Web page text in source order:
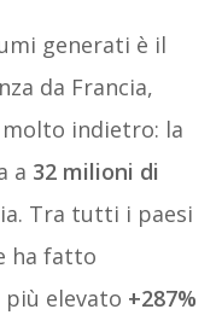
generati è il
da Francia,
molto indietro: la
a 32 milioni di
Tra tutti i paesi
ha fatto
elevato +287%